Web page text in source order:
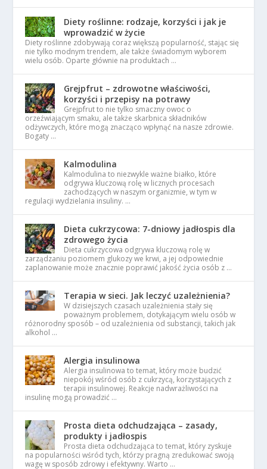
Diety roślinne: rodzaje, korzyści i jak je
wprowadzić w życie
Diety roślinne zdobywają coraz większą popularność, stając się
nie tylko modnym trendem, ale także świadomym wyborem
wielu osób. Oparte głównie na produktach …
Grejpfrut – zdrowotne właściwości,
korzyści i przepisy na potrawy
Grejpfrut to nie tylko smaczny owoc o
orzeźwiającym smaku, ale także skarbnica składników
odżywczych, które mogą znacząco wpłynąć na nasze zdrowie.
Bogaty …
Kalmodulina
Kalmodulina to niezwykle ważne białko, które
odgrywa kluczową rolę w licznych procesach
zachodzących w naszym organizmie, w tym w
regulacji wydzielania insuliny. …
Dieta cukrzycowa: 7-dniowy jadłospis dla
zdrowego życia
Dieta cukrzycowa odgrywa kluczową rolę w
zarządzaniu poziomem glukozy we krwi, a jej odpowiednie
zaplanowanie może znacznie poprawić jakość życia osób z …
Terapia w sieci. Jak leczyć uzależnienia?
W dzisiejszych czasach uzależnienia stały się
poważnym problemem, dotykającym wielu osób w
różnorodny sposób – od uzależnienia od substancji, takich jak
alkohol …
Alergia insulinowa
Alergia insulinowa to temat, który może budzić
niepokój wśród osób z cukrzycą, korzystających z
terapii insulinowej. Reakcje nadwrażliwości na
insulinę mogą prowadzić …
Prosta dieta odchudzająca – zasady,
produkty i jadłospis
Prosta dieta odchudzająca to temat, który zyskuje
na popularności wśród tych, którzy pragną zredukować swoją
wagę w sposób zdrowy i efektywny. Warto …